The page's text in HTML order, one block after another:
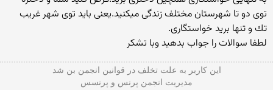
توی دو تا شهرستان مختلف زندگی میكنید.یعنی باید توی شهر غریب
تك و تنها برید خواستگاری.
لطفا سوالات را جواب بدهید وبا تشكر
این كاربر به علت تخلف در قوانین انجمن بن شد
مدیریت انجمن پرنس و پرنسس